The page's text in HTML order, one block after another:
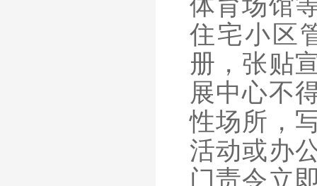
体育场馆
住宅小区
册，张贴
展中心不
性场所，
活动或办
门责令立